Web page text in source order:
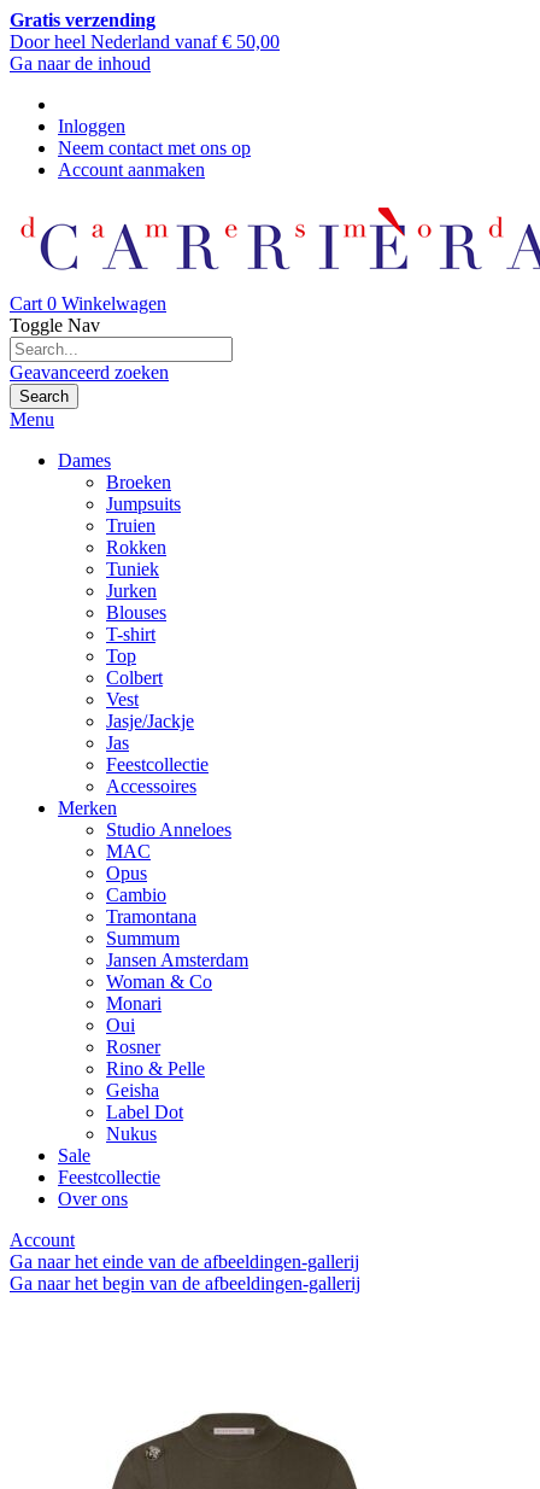
Gratis verzending
Door heel Nederland vanaf € 50,00
Ga naar de inhoud
Inloggen
Neem contact met ons op
Account aanmaken
Cart 0 Winkelwagen
Toggle Nav
Geavanceerd zoeken
Search
Menu
Dames
Broeken
Jumpsuits
Truien
Rokken
Tuniek
Jurken
Blouses
T-shirt
Top
Colbert
Vest
Jasje/Jackje
Jas
Feestcollectie
Accessoires
Merken
Studio Anneloes
MAC
Opus
Cambio
Tramontana
Summum
Jansen Amsterdam
Woman & Co
Monari
Oui
Rosner
Rino & Pelle
Geisha
Label Dot
Nukus
Sale
Feestcollectie
Over ons
Account
Ga naar het einde van de afbeeldingen-gallerij
Ga naar het begin van de afbeeldingen-gallerij